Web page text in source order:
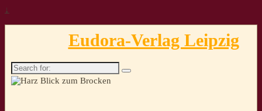
↓
Eudora-Verlag Leipzig
Search
for: